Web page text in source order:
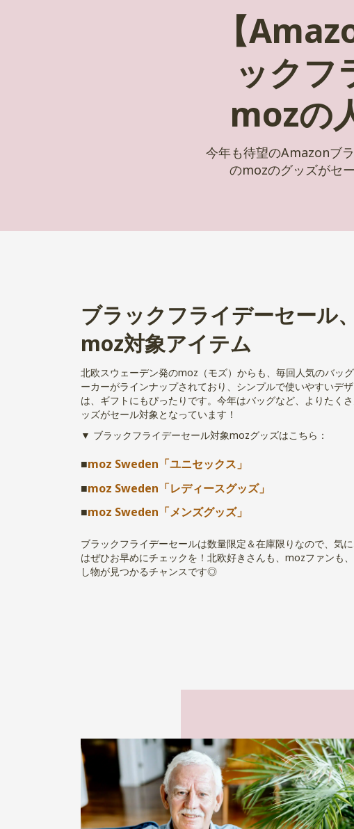
【
ックフ
mozの
今年も待望のAmazonブ
のmozのグッズがセ
ブラックフライデーセール、
moz対象アイテム
北欧スウェーデン発のmoz（モズ）からも、毎回人気のバッ
ーカーがラインナップされており、シンプルで使いやすいデ
は、ギフトにもぴったりです。今年はバッグなど、よりたく
ッズがセール対象となっています！
▼ ブラックフライデーセール対象mozグッズはこちら：
■moz Sweden「ユニセックス」
■moz Sweden 「レディースグッズ」
■moz Sweden 「メンズグッズ」
ブラックフライデーセールは数量限定＆在庫限りなので、気
はぜひお早めにチェックを！北欧好きさんも、mozファンも
し物が見つかるチャンスです◎